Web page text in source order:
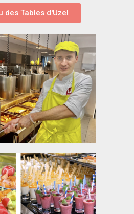
des Tables d'Uzel